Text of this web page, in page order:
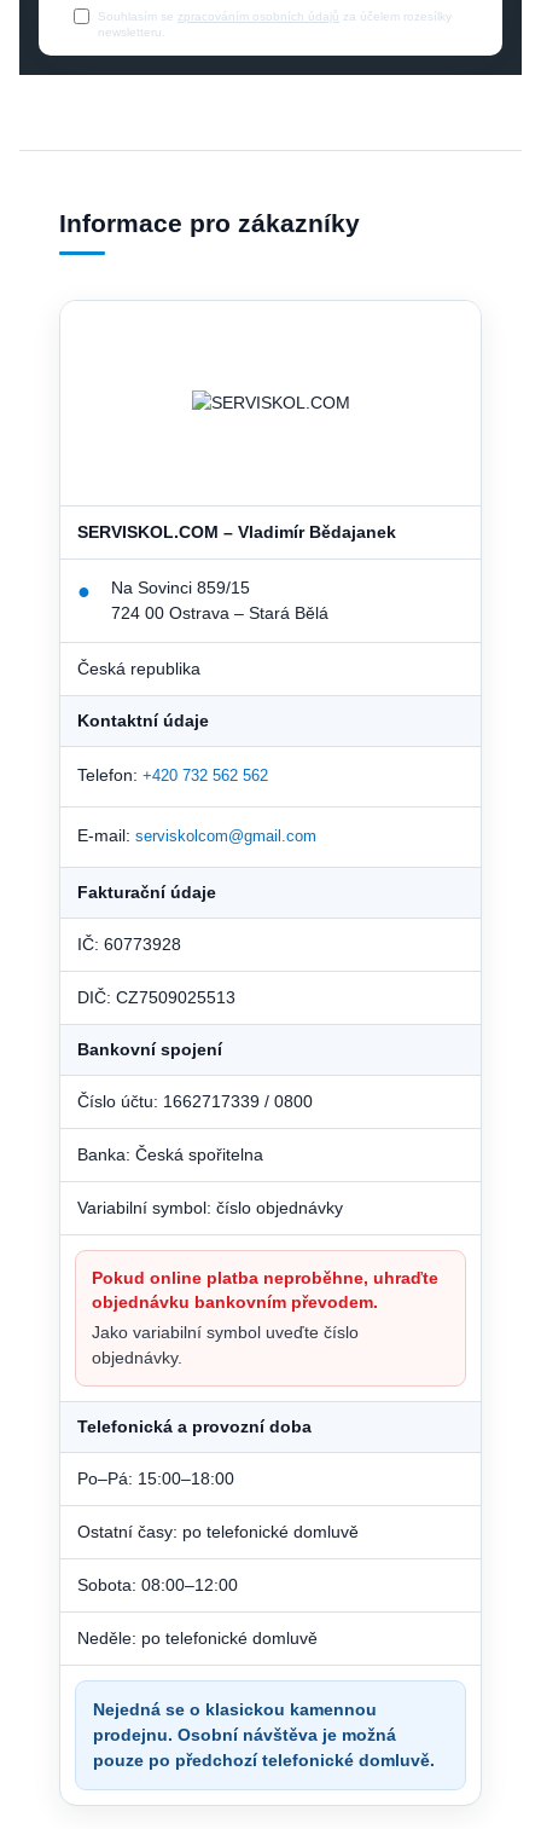
Souhlasím se zpracováním osobních údajů za účelem rozesílky
newsletteru.
Informace pro zákazníky
SERVISKOL.COM – Vladimír Bědajanek
●
Na Sovinci 859/15
724 00 Ostrava – Stará Bělá
Česká republika
Kontaktní údaje
Telefon: +420 732 562 562
E-mail: serviskolcom@gmail.com
Fakturační údaje
IČ: 60773928
DIČ: CZ7509025513
Bankovní spojení
Číslo účtu: 1662717339 / 0800
Banka: Česká spořitelna
Variabilní symbol: číslo objednávky
Pokud online platba neproběhne, uhraďte
objednávku bankovním převodem.
Jako variabilní symbol uveďte číslo
objednávky.
Telefonická a provozní doba
Po–Pá: 15:00–18:00
Ostatní časy: po telefonické domluvě
Sobota: 08:00–12:00
Neděle: po telefonické domluvě
Nejedná se o klasickou kamennou
prodejnu. Osobní návštěva je možná
pouze po předchozí telefonické domluvě.